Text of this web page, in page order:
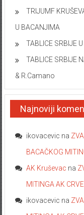
TRIJUMF
U BACANJIMA
TABLICE SRBIJE
TABLICE SRBIJE
& R.Camano
Najnoviji
ikovacevic na
BACAČKOG
AK Kruševac na
MITINGA AK
ikovacevic na